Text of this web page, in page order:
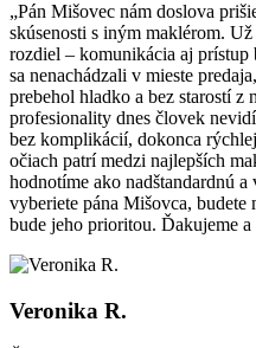
„Pán Mišovec nám doslova
skúsenosti s iným maklérom.
rozdiel – komunikácia aj
sa nenachádzali v mieste
prebehol hladko a bez starostí z
profesionality dnes človek
bez komplikácií, dokonca
očiach patrí medzi najlepších
hodnotíme ako nadštandardnú
vyberiete pána Mišovca,
bude jeho prioritou. Ďakujeme
Veronika R.